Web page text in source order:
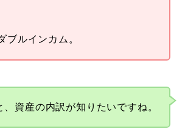
ブルインカム。
、資産の内訳が知りたいですね。